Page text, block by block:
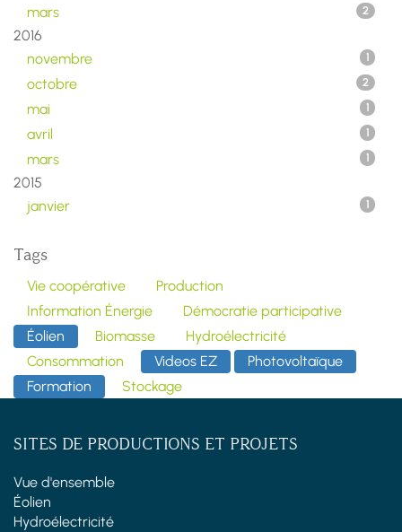
mars 2
2016
novembre
1
octobre 2
mai 1
avril 1
mars 1
2015
janvier
1
Tags
Vie coopérative
Production
Information Énergie
Démocratie participative
Éolien
Biomasse
Hydroélectricité
Consommation
Videos EZ
Photovoltaïque
Formation
Stockage
SITES DE PRODUCTIONS ET PROJETS
Vue d'ensemble
Éolien
Hydroélectricité